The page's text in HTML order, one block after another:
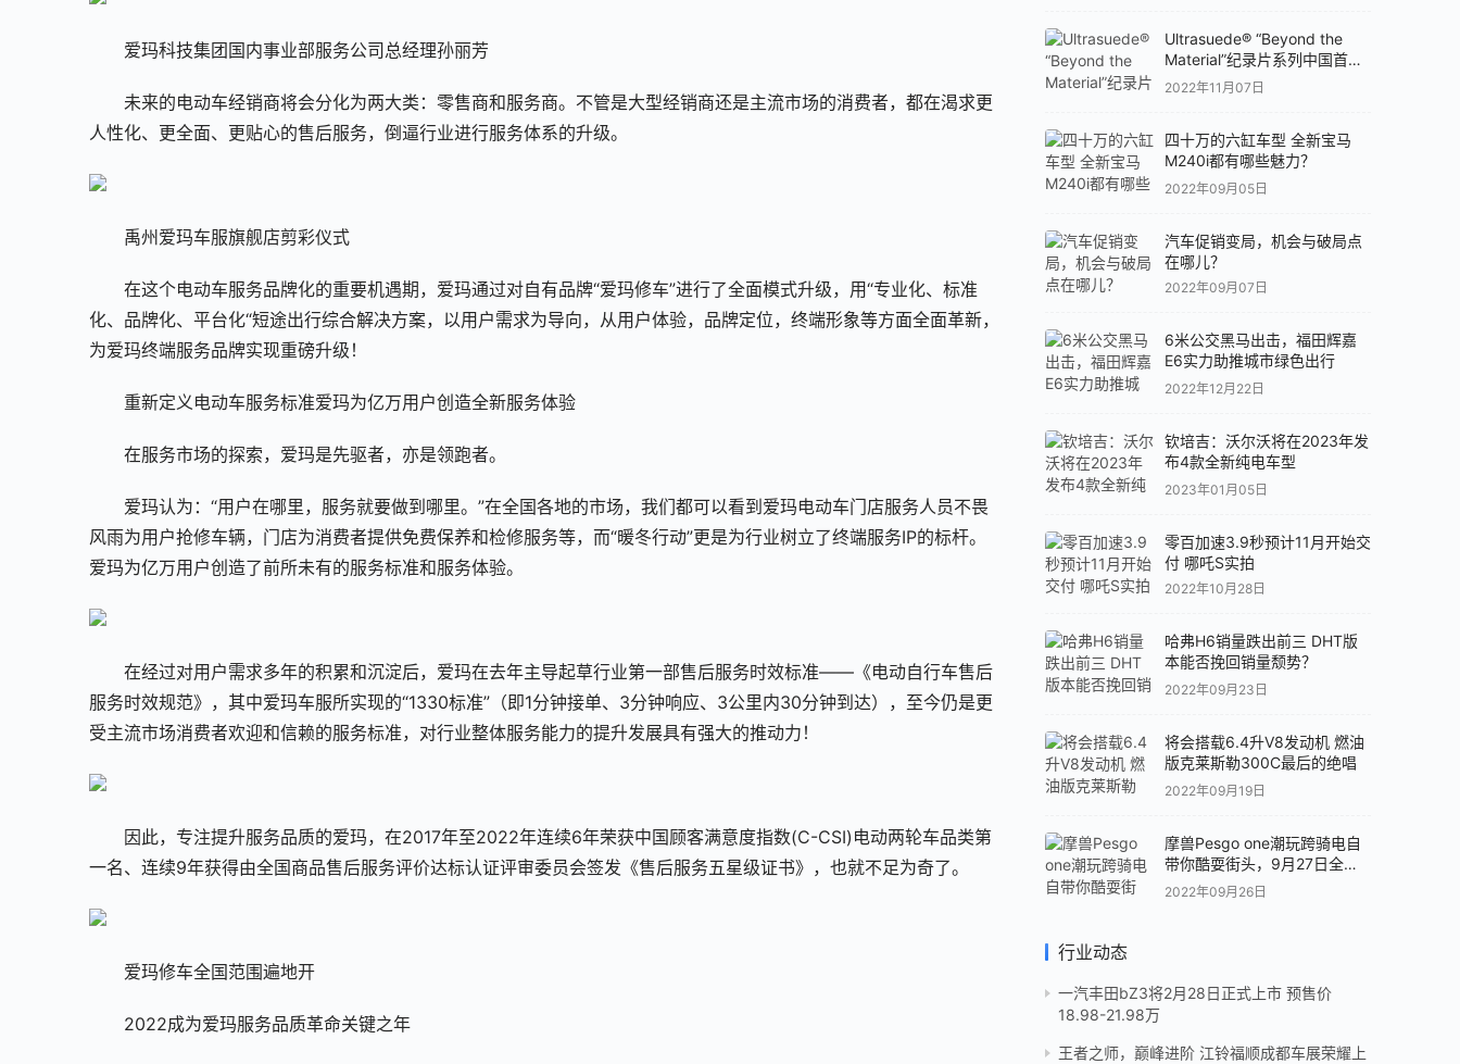
爱玛科技集团国内事业部服务公司总经理孙丽芳
未来的电动车经销商将会分化为两大类：零售商和服务商。不管是大型经销商还是主流市场的消费者，都在渴求更
人性化、更全面、更贴心的售后服务，倒逼行业进行服务体系的升级。
禹州爱玛车服旗舰店剪彩仪式
在这个电动车服务品牌化的重要机遇期，爱玛通过对自有品牌“爱玛修车”进行了全面模式升级，用“专业化、标准
化、品牌化、平台化“短途出行综合解决方案，以用户需求为导向，从用户体验，品牌定位，终端形象等方面全面革新，
为爱玛终端服务品牌实现重磅升级！
重新定义电动车服务标准爱玛为亿万用户创造全新服务体验
在服务市场的探索，爱玛是先驱者，亦是领跑者。
爱玛认为：“用户在哪里，服务就要做到哪里。”在全国各地的市场，我们都可以看到爱玛电动车门店服务人员不畏
风雨为用户抢修车辆，门店为消费者提供免费保养和检修服务等，而“暖冬行动”更是为行业树立了终端服务IP的标杆。
爱玛为亿万用户创造了前所未有的服务标准和服务体验。
在经过对用户需求多年的积累和沉淀后，爱玛在去年主导起草行业第一部售后服务时效标准——《电动自行车售后
服务时效规范》，其中爱玛车服所实现的“1330标准”（即1分钟接单、3分钟响应、3公里内30分钟到达），至今仍是更
受主流市场消费者欢迎和信赖的服务标准，对行业整体服务能力的提升发展具有强大的推动力！
因此，专注提升服务品质的爱玛，在2017年至2022年连续6年荣获中国顾客满意度指数(C-CSI)电动两轮车品类第
一名、连续9年获得由全国商品售后服务评价达标认证评审委员会签发《售后服务五星级证书》，也就不足为奇了。
爱玛修车全国范围遍地开
2022成为爱玛服务品质革命关键之年
Ultrasuede® “Beyond the
Material”纪录片系列中国首发
专题论坛
2022年11月07日
四十万的六缸车型 全新宝马
M240i都有哪些魅力？
2022年09月05日
汽车促销变局，机会与破局点
在哪儿？
2022年09月07日
6米公交黑马出击，福田辉嘉
E6实力助推城市绿色出行
2022年12月22日
钦培吉：沃尔沃将在2023年发
布4款全新纯电车型
2023年01月05日
零百加速3.9秒预计11月开始交
付 哪吒S实拍
2022年10月28日
哈弗H6销量跌出前三 DHT版
本能否挽回销量颓势？
2022年09月23日
将会搭载6.4升V8发动机 燃油
版克莱斯勒300C最后的绝唱
2022年09月19日
摩兽Pesgo one潮玩跨骑电自
带你酷耍街头，9月27日全球
首发！
2022年09月26日
行业动态
一汽丰田bZ3将2月28日正式上市 预售价
18.98-21.98万
王者之师，巅峰进阶 江铃福顺成都车展荣耀上